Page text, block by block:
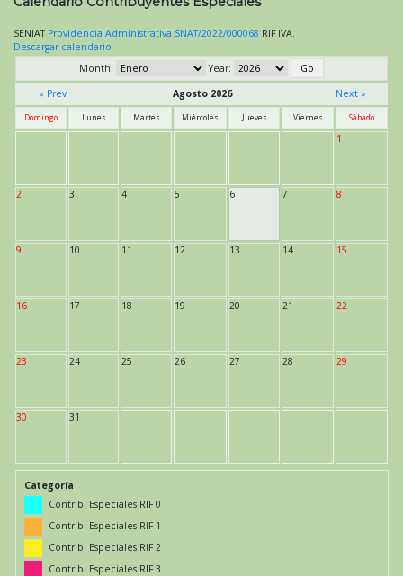
SENIAT Providencia Administrativa SNAT/2022/000068 RIF IVA
Descargar calendario
Month:
Year:
« Prev
Agosto 2026 Next »
Domingo Lunes Martes Miércoles Jueves Viernes Sábado
1
2 3 4 5 6 7 8
9 10 11 12 13 14 15
16 17 18 19 20 21 22
23 24 25 26 27 28 29
30 31
Categoría
Contrib. Especiales RIF 0
Contrib. Especiales RIF 1
Contrib. Especiales RIF 2
Contrib. Especiales RIF 3